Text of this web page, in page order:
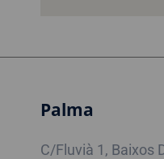
Palma
C/Fluvià 1, Baixos